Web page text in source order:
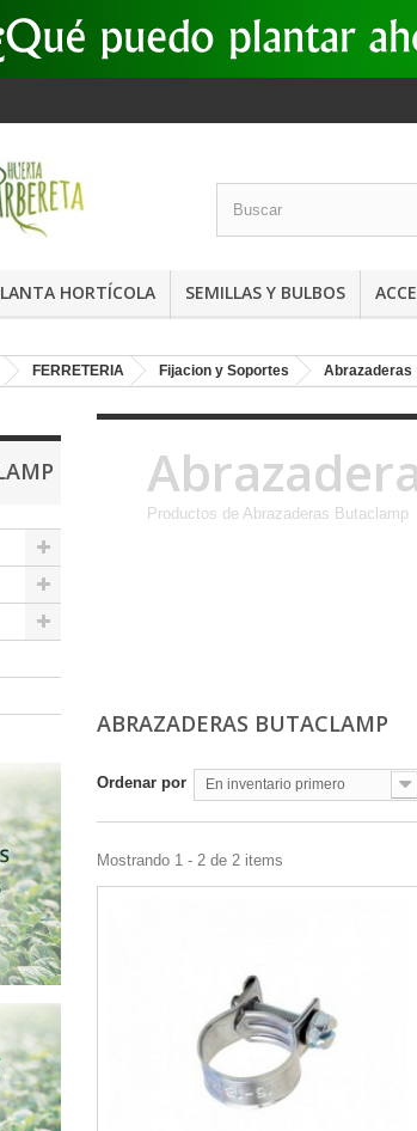
HORTÍCOLA SEMILLAS Y BULBOS
FERRETERIA Fijacion y Soportes Abrazaderas
Productos de Abrazaderas Butaclamp
ABRAZADERAS BUTACLAMP
Ordenar por En inventario primero
Mostrando 1 - 2 de 2 items